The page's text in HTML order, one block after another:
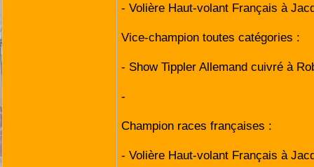
- Volière Haut-volant Français à
Vice-champion toutes catégories :
- Show Tippler Allemand cuivré à
-
Champion races françaises :
- Volière Haut-volant Français à